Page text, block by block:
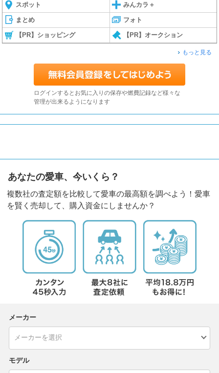
スポット みんカラ＋
まとめ フォト
【PR】ショッピング 【PR】オークション
もっと見る
ログインするとお気に入りの保存や燃費記録など様々な
管理が出来るようになります
あなたの愛車、今いくら？
複数社の査定額を比較して愛車の最高額を調べよう！愛車
を賢く売却して、購入資金にしませんか？
メーカー
モデル